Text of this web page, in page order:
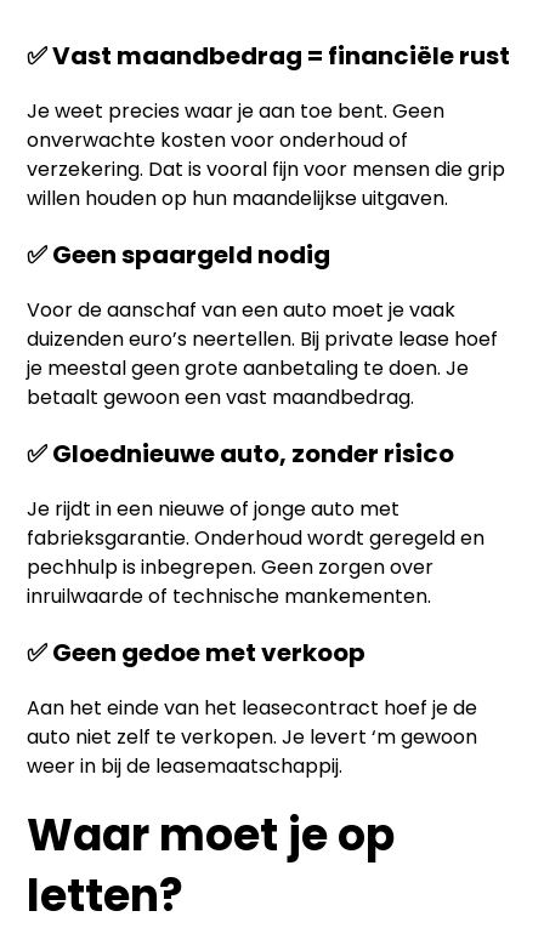
✅ Vast maandbedrag = financiële rust
Je weet precies waar je aan toe bent. Geen
onverwachte kosten voor onderhoud of
verzekering. Dat is vooral fijn voor mensen die grip
willen houden op hun maandelijkse uitgaven.
✅ Geen spaargeld nodig
Voor de aanschaf van een auto moet je vaak
duizenden euro’s neertellen. Bij private lease hoef
je meestal geen grote aanbetaling te doen. Je
betaalt gewoon een vast maandbedrag.
✅ Gloednieuwe auto, zonder risico
Je rijdt in een nieuwe of jonge auto met
fabrieksgarantie. Onderhoud wordt geregeld en
pechhulp is inbegrepen. Geen zorgen over
inruilwaarde of technische mankementen.
✅ Geen gedoe met verkoop
Aan het einde van het leasecontract hoef je de
auto niet zelf te verkopen. Je levert ‘m gewoon
weer in bij de leasemaatschappij.
Waar moet je op
letten?